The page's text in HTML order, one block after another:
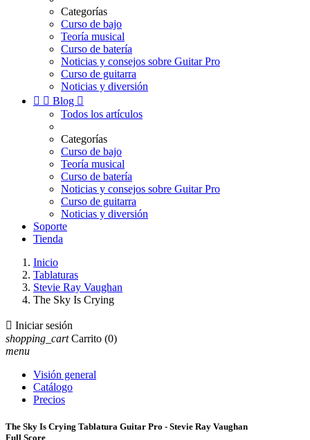
Categorías
Curso de bajo
Teoría musical
Curso de batería
Noticias y consejos sobre Guitar Pro
Curso de guitarra
Noticias y diversión
  Blog 
Todos los artículos
Categorías
Curso de bajo
Teoría musical
Curso de batería
Noticias y consejos sobre Guitar Pro
Curso de guitarra
Noticias y diversión
Soporte
Tienda
Inicio
Tablaturas
Stevie Ray Vaughan
The Sky Is Crying
 Iniciar sesión
shopping_cart Carrito (0)
menu
Visión general
Catálogo
Precios
The Sky Is Crying Tablatura Guitar Pro - Stevie Ray Vaughan
Full Score